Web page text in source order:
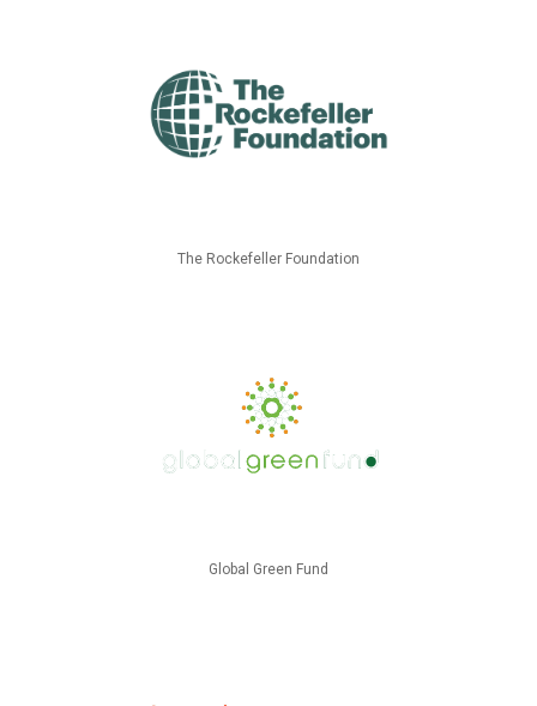
The Rockefeller Foundation
Global Green Fund